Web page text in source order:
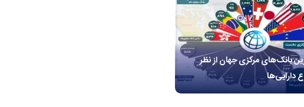
بانک‌های مرکزی جهان از نظر
دارایی‌ها